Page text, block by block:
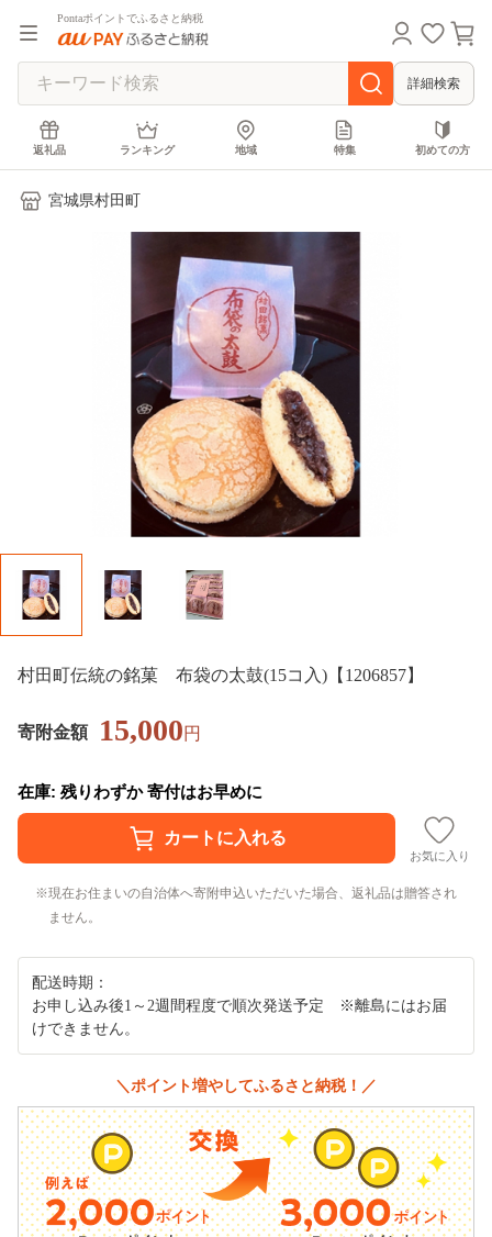
Pontaポイントでふるさと納税
詳細検索
返礼品 ランキング 地域 特集 初めての方
宮城県村田町
村田町伝統の銘菓 布袋の太鼓(15コ入)【1206857】
寄附金額 15,000円
在庫: 残りわずか 寄付はお早めに
お気に入り
現在お住まいの自治体へ寄附申込いただいた場合、返礼品は贈答され
ません。
配送時期：
お申し込み後1～2週間程度で順次発送予定 ※離島にはお届
けできません。
＼ポイント増やしてふるさと納税！／